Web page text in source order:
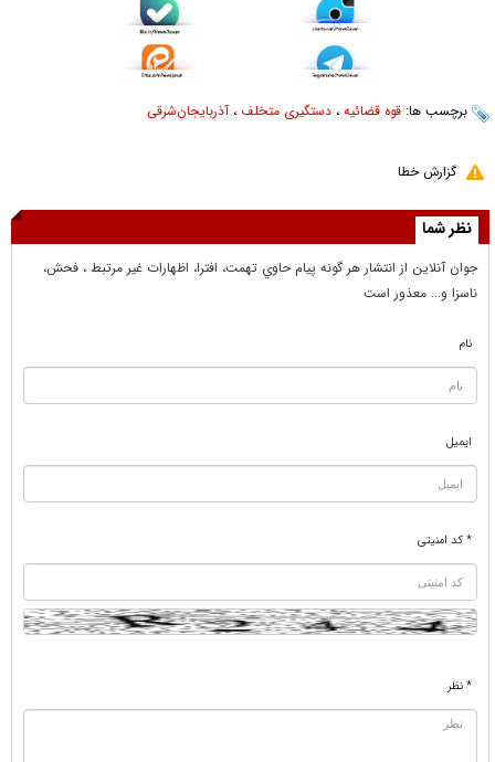
برچسب ها: قوه قضائیه ، دستگیری متخلف ، آذربایجان‌شرقی
گزارش خطا
نظر شما
جوان آنلاين از انتشار هر گونه پيام حاوي تهمت، افترا، اظهارات غير مرتبط ، فحش،
ناسزا و... معذور است
نام
ایمیل
* کد امنیتی
* نظر